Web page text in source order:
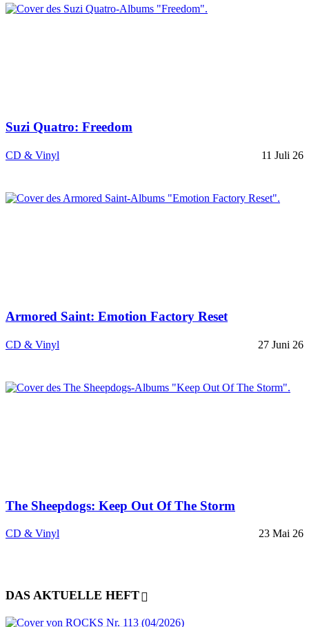
Suzi Quatro: Freedom
CD & Vinyl 11 Juli 26
Armored Saint: Emotion Factory Reset
CD & Vinyl 27 Juni 26
The Sheepdogs: Keep Out Of The Storm
CD & Vinyl 23 Mai 26
DAS AKTUELLE HEFT